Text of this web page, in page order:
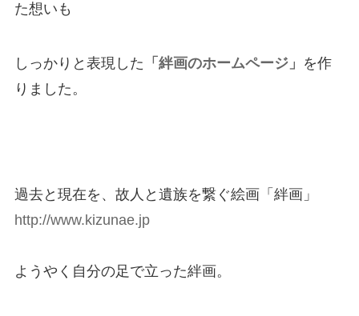
た想いも
しっかりと表現した 「絆画のホームページ」 を作
りました。
過去と現在を、故人と遺族を繋ぐ絵画「絆画」
http://www.kizunae.jp
ようやく自分の足で立った絆画。